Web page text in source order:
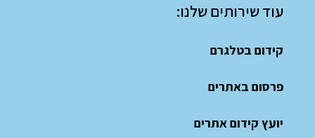
עוד שירותים שלנו:
קידום בטלגרם
פרסום באתרים
יועץ קידום אתרים